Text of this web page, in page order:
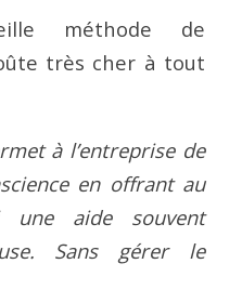
méthode de
très cher à tout
à l’entreprise de
en offrant au
une aide souvent
Sans gérer le